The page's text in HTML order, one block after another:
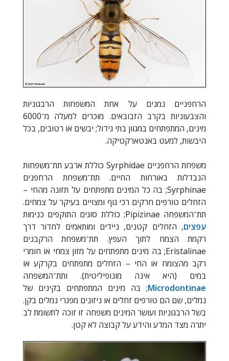
הרחפניים נמנים על אחת המשפחות הרבגוניות
והצבעוניות בקרב הזבובאים. מוכרים למעלה מ־6000
מינים, המתפתחים במגוון בתי גידול; יבשים או רטובים, בכל
היבשות, למעט באנטארקטיקה.
משפחת הרחפניים Syrphidae כוללת ארבע תת־משפחות
הנבדלות באורחות החיים. תת־משפחת הרחפנים
Syrphinae; בה כל המינים מתפתחים על תזונה מהחי –
הזחלים טורפים חרקים רכי גוף ומצויים בעיקר על צמחים.
תת־המשפחה Pipizinae; כוללת סוגים התוקפים כנימות
עפצים, הזחלים קטנים, ניידים ומותאמים לחדור דרך
רקמת הצמח לתוך העפץ. תת־משפחת הרקבנים
Eristalinae; בה מינים מתפתחים על מזון צמחי או חומרי
רקב מהצומח או החי – הזחלים מתפתחים בקרקע או
במים (היא אינה מונופיליטית). ותת־המשפחה
Microdontinae; בה מינים המתפתחים בקינים של
נמלים, שם הם טורפים זחלים או ניזונים מפגרי נמלים בקן.
בשל הרבגוניות ועושר המינים משפחה זו זוכה לתשומת לב
יתרה מצד המדע והידע על קבוצה לא קטן.